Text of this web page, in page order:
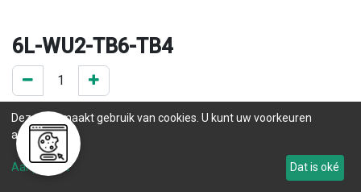
6L-WU2-TB6-TB4
0 ST op voorraad
.
Levertijd
Deze site maakt gebruik van cookies. U kunt uw voorkeuren
aanpassen.
Aanpassen Dat is oké